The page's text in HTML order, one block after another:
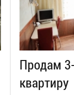
Продам
квартиру